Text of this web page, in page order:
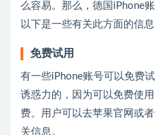
么容易。那么，德国iPhone
以下是一些有关此方面的信息
免费试用
有一些iPhone账号可以免费
诱惑力的，因为可以免费使
费。用户可以去苹果官网或
关信息。